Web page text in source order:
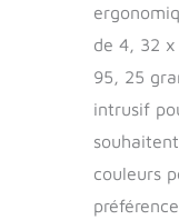
de 4, 32
95, 25
intrusif
couleurs